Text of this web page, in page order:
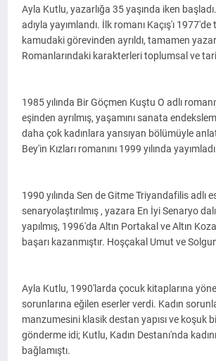
Ayla Kutlu, yazarlığa 35 yaşında iken
adıyla yayımlandı. İlk romanı Kaçış'ı
kamudaki görevinden ayrıldı, tamamen
Romanlarındaki karakterleri toplumsal ve
1985 yılında Bir Göçmen Kuştu O adlı
eşinden ayrılmış, yaşamını sanata
daha çok kadınlara yansıyan bölümüyle
Bey'in Kızları romanını 1999 yılında
1990 yılında Sen de Gitme Triyandafilis adlı
senaryolaştırılmış , yazara En İyi Senaryo
yapılmış, 1996'da Altın Portakal ve Altın
başarı kazanmıştır. Hoşçakal Umut ve
Ayla Kutlu, 1990'larda çocuk kitaplarına
sorunlarına eğilen eserler verdi. Kadın
manzumesini klasik destan yapısı ve koşuk
gönderme idi; Kutlu, Kadın Destanı'nda
bağlamıştı.